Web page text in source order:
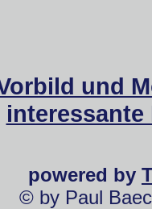
und
powered by
© by Paul